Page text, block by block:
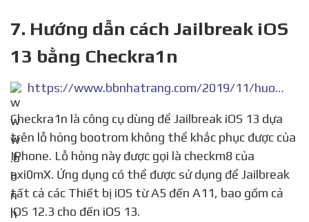
7. Hướng dẫn cách Jailbreak iOS
13 bằng Checkra1n
https://www.bbnhatrang.com/2019/11/huong-dan-cach-jailbreak-ios-13-bang.html
Checkra1n là công cụ dùng để Jailbreak iOS 13 dựa
trên lỗ hỏng bootrom không thể khắc phục được của
IPhone. Lỗ hỏng này được gọi là checkm8 của
axi0mX. Ứng dụng có thể được sử dụng để Jailbreak
tất cả các Thiết bị iOS từ A5 đến A11, bao gồm cả
iOS 12.3 cho đến iOS 13.